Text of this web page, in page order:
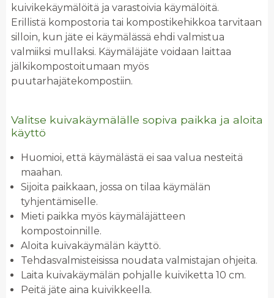
kuivikekäymälöitä ja varastoivia käymälöitä.
Erillistä kompostoria tai kompostikehikkoa tarvitaan
silloin, kun jäte ei käymälässä ehdi valmistua
valmiiksi mullaksi. Käymäläjäte voidaan laittaa
jälkikompostoitumaan myös
puutarhajätekompostiin.
Valitse kuivakäymälälle sopiva paikka ja aloita
käyttö
Huomioi, että käymälästä ei saa valua nesteitä
maahan.
Sijoita paikkaan, jossa on tilaa käymälän
tyhjentämiselle.
Mieti paikka myös käymäläjätteen
kompostoinnille.
Aloita kuivakäymälän käyttö.
Tehdasvalmisteisissa noudata valmistajan ohjeita.
Laita kuivakäymälän pohjalle kuiviketta 10 cm.
Peitä jäte aina kuivikkeella.